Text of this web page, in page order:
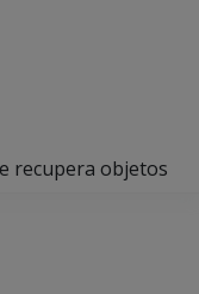
recupera objetos